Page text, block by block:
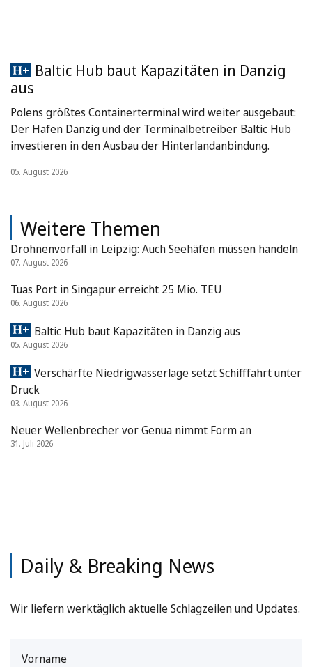
Baltic Hub baut Kapazitäten in Danzig
aus
Polens größtes Containerterminal wird weiter ausgebaut:
Der Hafen Danzig und der Terminalbetreiber Baltic Hub
investieren in den Ausbau der Hinterlandanbindung.
05. August 2026
Weitere Themen
Drohnenvorfall in Leipzig: Auch Seehäfen müssen handeln
07. August 2026
Tuas Port in Singapur erreicht 25 Mio. TEU
06. August 2026
Baltic Hub baut Kapazitäten in Danzig aus
05. August 2026
Verschärfte Niedrigwasserlage setzt Schifffahrt unter
Druck
03. August 2026
Neuer Wellenbrecher vor Genua nimmt Form an
31. Juli 2026
Daily & Breaking News
Wir liefern werktäglich aktuelle Schlagzeilen und Updates.
Vorname